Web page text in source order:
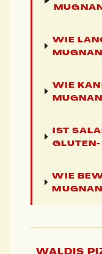
WIE
WIE
IST
WIE
WALDIS